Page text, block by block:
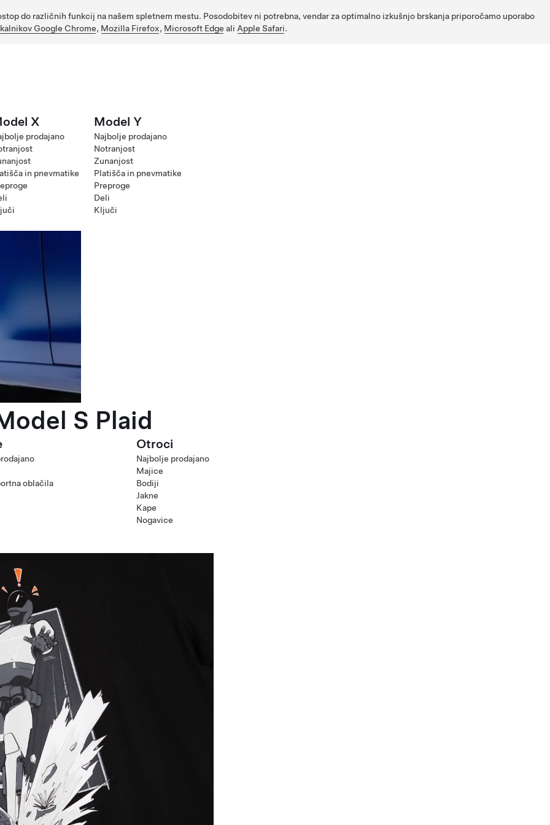
do različnih funkcij na našem spletnem mestu. Posodobitev ni potrebna, vendar za optimalno izkušnjo brskanja priporočamo uporabo
Google Chrome, Mozilla Firefox, Microsoft Edge ali Apple Safari.
X
prodajano
in pnevmatike
Model Y
Najbolje prodajano
Notranjost
Zunanjost
Platišča in pnevmatike
Preproge
Deli
Ključi
S Plaid
oblačila
Otroci
Najbolje prodajano
Majice
Bodiji
Jakne
Kape
Nogavice